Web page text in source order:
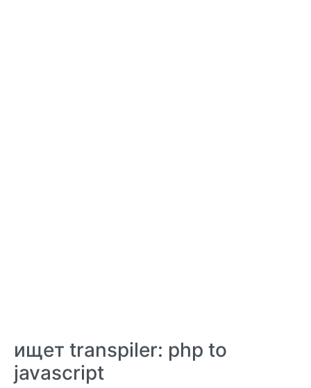
ищет transpiler: php to
javascript